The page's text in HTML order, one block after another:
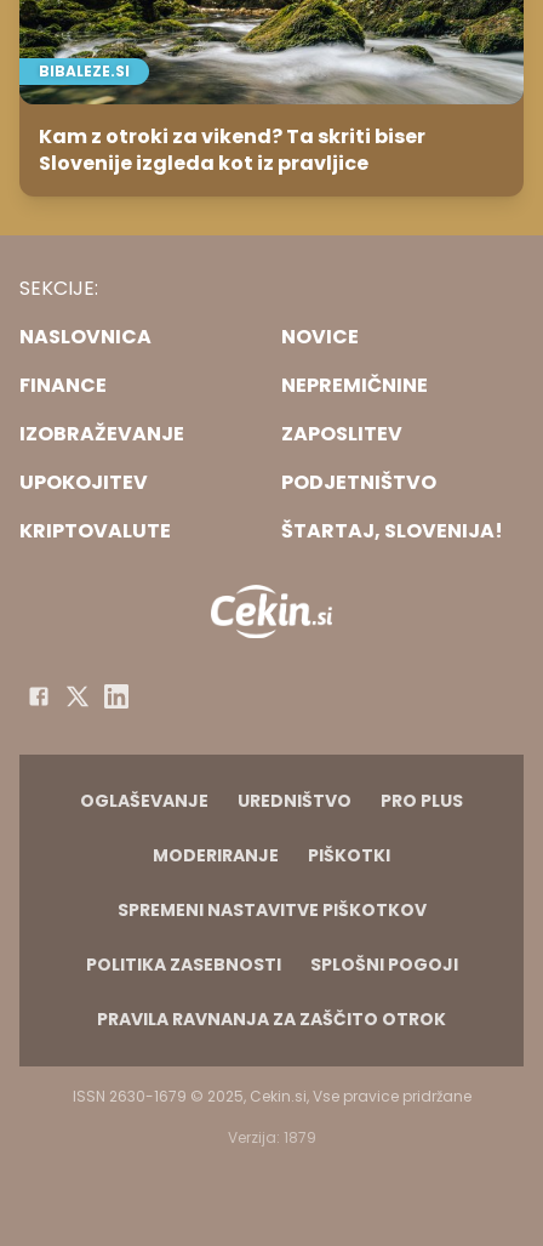
BIBALEZE.SI
Kam z otroki za vikend? Ta skriti biser
Slovenije izgleda kot iz pravljice
SEKCIJE:
NASLOVNICA
NOVICE
FINANCE
NEPREMIČNINE
IZOBRAŽEVANJE
ZAPOSLITEV
UPOKOJITEV
PODJETNIŠTVO
KRIPTOVALUTE
ŠTARTAJ, SLOVENIJA!
OGLAŠEVANJE UREDNIŠTVO PRO PLUS
MODERIRANJE PIŠKOTKI
SPREMENI NASTAVITVE PIŠKOTKOV
POLITIKA ZASEBNOSTI SPLOŠNI POGOJI
PRAVILA RAVNANJA ZA ZAŠČITO OTROK
ISSN 2630-1679 © 2025, Cekin.si, Vse pravice pridržane
Verzija: 1879